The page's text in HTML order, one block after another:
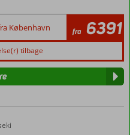
København fra 6391
tilbage